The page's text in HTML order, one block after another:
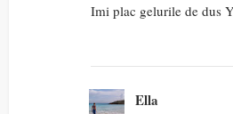
Imi plac gelurile de dus
Ella